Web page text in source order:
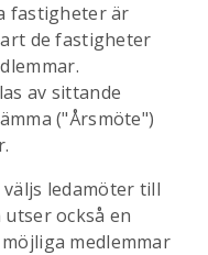
fastigheter är
de fastigheter
av sittande
("Årsmöte")
ledamöter till
också en
medlemmar